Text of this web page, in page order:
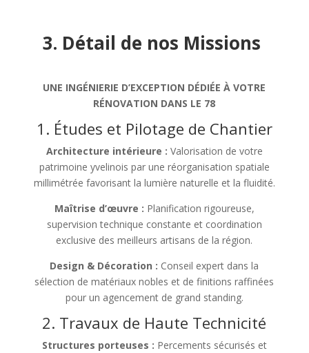
3. Détail de nos Missions
UNE INGÉNIERIE D’EXCEPTION DÉDIÉE À VOTRE
RÉNOVATION DANS LE 78
1. Études et Pilotage de Chantier
Architecture intérieure : Valorisation de votre
patrimoine yvelinois par une réorganisation spatiale
millimétrée favorisant la lumière naturelle et la fluidité.
Maîtrise d’œuvre : Planification rigoureuse,
supervision technique constante et coordination
exclusive des meilleurs artisans de la région.
Design & Décoration : Conseil expert dans la
sélection de matériaux nobles et de finitions raffinées
pour un agencement de grand standing.
2. Travaux de Haute Technicité
Structures porteuses : Percements sécurisés et